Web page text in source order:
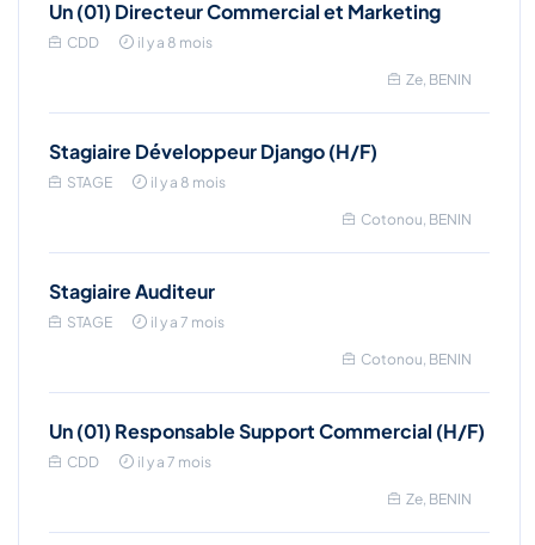
Un (01) Directeur Commercial et Marketing
CDD il y a 8 mois
Ze, BENIN
Stagiaire Développeur Django (H/F)
STAGE il y a 8 mois
Cotonou, BENIN
Stagiaire Auditeur
STAGE il y a 7 mois
Cotonou, BENIN
Un (01) Responsable Support Commercial (H/F)
CDD il y a 7 mois
Ze, BENIN